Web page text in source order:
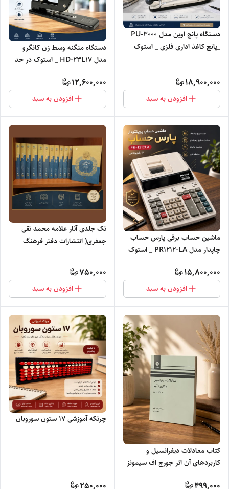
دستگاه پانچ اوپن مدل PU-3000
_پانچ کاغذ اداری فلزی _ استوک
18,900,000
افزودن به سبد
دستگاه منگنه وسط زن کانگرو
مدل HD-23L17 _ استوک در حد
12,600,000
افزودن به سبد
ماشین حساب برقی پارس حساب
چاپدار مدل PR1212-LA _ استوک
15,800,000
افزودن به سبد
تک جلدی آثار علامه محمد تقی
جعفری( انتشارات دفتر فرهنگ
750,000
افزودن به سبد
کتاب معادلات دیفرانسیل و
کاربردهای آن اثر جورج اف سیمونز
499,000
چرتکه آموزشی ۱۷ ستون سوروبان
250,000